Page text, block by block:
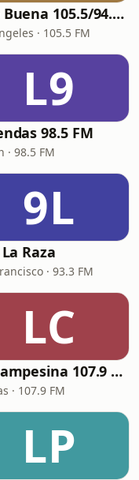
Que Buena 105.5/94.3 FM
· 105.5 FM
L9
98.5 FM
· 98.5 FM
9L
Raza
· 93.3 FM
LC
La Campesina 107.9 FM
· 107.9 FM
LP